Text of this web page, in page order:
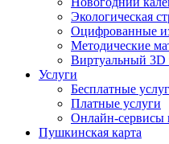
Экологическая
Оцифрованные
Методические
Виртуальный
Услуги
Бесплатные
Платные услуги
Онлайн-сервисы
Пушкинская карта